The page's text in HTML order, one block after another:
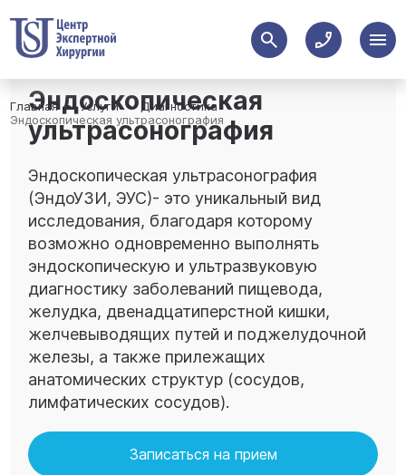
Главная Услуги
Диагностика
Эндоскопическая ультрасонография
Эндоскопическая
ультрасонография
Эндоскопическая ультрасонография
(ЭндоУЗИ, ЭУС)- это уникальный вид
исследования, благодаря которому
возможно одновременно выполнять
эндоскопическую и ультразвуковую
диагностику заболеваний пищевода,
желудка, двенадцатиперстной кишки,
желчевыводящих путей и поджелудочной
железы, а также прилежащих
анатомических структур (сосудов,
лимфатических сосудов).
Записаться на прием